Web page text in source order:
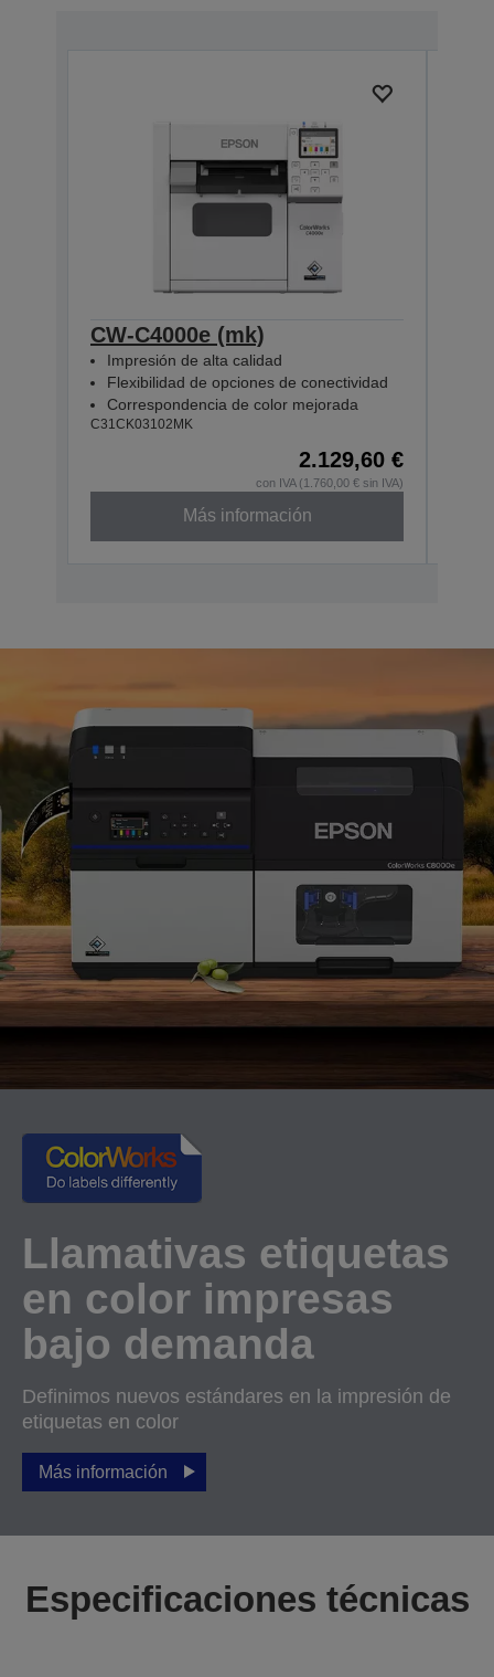
CW-C4000e (mk)
Impresión de alta calidad
Flexibilidad de opciones de conectividad
Correspondencia de color mejorada
C31CK03102MK
2.129,60 €
con IVA (1.760,00 € sin IVA)
Más información
Llamativas etiquetas
en color impresas
bajo demanda
Definimos nuevos estándares en la impresión de
etiquetas en color
Más información
Especificaciones técnicas